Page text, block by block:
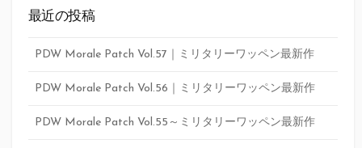
最近の投稿
PDW Morale Patch Vol.57｜ミリタリーワッペン最新作
PDW Morale Patch Vol.56｜ミリタリーワッペン最新作
PDW Morale Patch Vol.55～ミリタリーワッペン最新作